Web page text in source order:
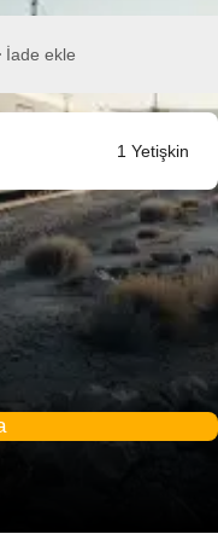
İade ekle
1 Yetişkin